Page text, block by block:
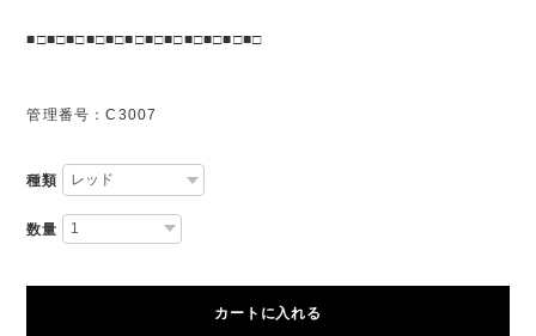
■□■□■□■□■□■□■□■□■□■□■□■□
管理番号：C3007
種類
数量
カートに入れる